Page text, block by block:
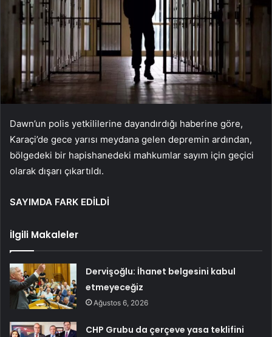
Dawn’un polis yetkililerine dayandırdığı haberine göre,
Karaçi’de gece yarısı meydana gelen depremin ardından,
bölgedeki bir hapishanedeki mahkumlar sayım için geçici
olarak dışarı çıkartıldı.
SAYIMDA FARK EDİLDİ
İlgili Makaleler
Dervişoğlu: İhanet belgesini kabul
etmeyeceğiz
Ağustos 6, 2026
CHP Grubu da çerçeve yasa teklifini